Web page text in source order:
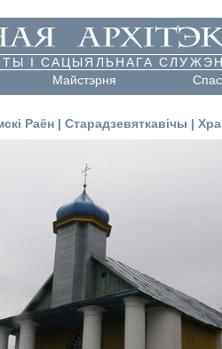
І САЦЫЯЛЬНАГА
Майстэрня
Раён | Старадзевяткавічы |